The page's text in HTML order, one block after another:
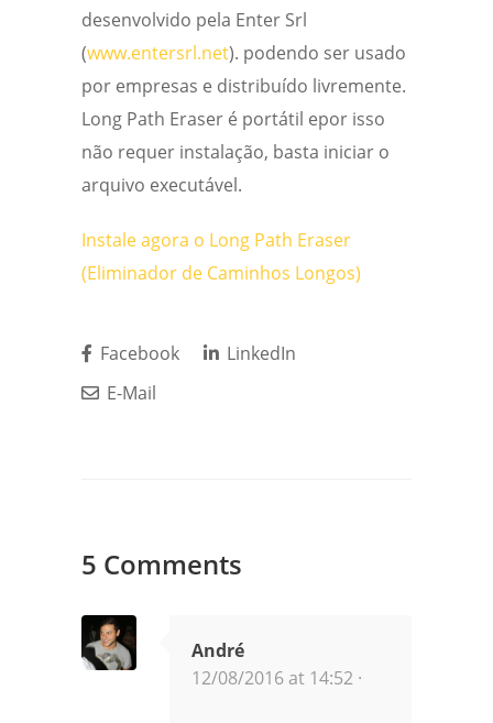
desenvolvido pela Enter Srl
(www.entersrl.net). podendo ser usado
por empresas e distribuído livremente.
Long Path Eraser é portátil epor isso
não requer instalação, basta iniciar o
arquivo executável.
Instale agora o Long Path Eraser
(Eliminador de Caminhos Longos)
Facebook
LinkedIn
E-Mail
5 Comments
André
12/08/2016 at 14:52 ·